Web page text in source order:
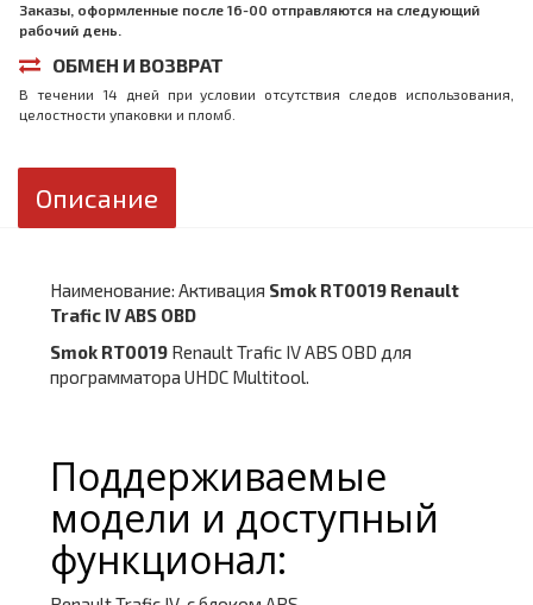
Заказы, оформленные после 16-00 отправляются на следующий
рабочий день.
ОБМЕН И ВОЗВРАТ
В течении 14 дней при условии отсутствия следов использования,
целостности упаковки и пломб.
Описание
Наименование: Активация Smok RT0019 Renault
Trafic IV ABS OBD
Smok RT0019 Renault Trafic IV ABS OBD для
программатора UHDC Multitool.
Поддерживаемые
модели и доступный
функционал: